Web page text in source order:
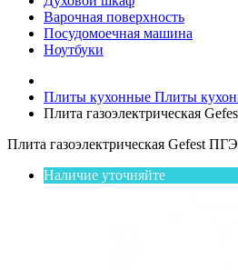
Варочная поверхность
Посудомоечная машина
Ноутбуки
Плиты кухонные Плиты
Плита газоэлектрическая
Плита газоэлектрическая Gefest
Наличие уточняйте